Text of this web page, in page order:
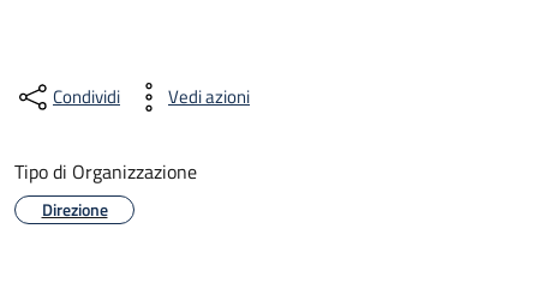
Condividi Vedi azioni
Tipo di Organizzazione
Direzione